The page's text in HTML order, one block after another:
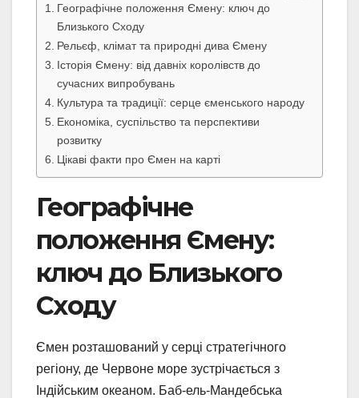
Географічне положення Ємену: ключ до
Близького Сходу
Рельєф, клімат та природні дива Ємену
Історія Ємену: від давніх королівств до
сучасних випробувань
Культура та традиції: серце єменського народу
Економіка, суспільство та перспективи
розвитку
Цікаві факти про Ємен на карті
Географічне
положення Ємену:
ключ до Близького
Сходу
Ємен розташований у серці стратегічного
регіону, де Червоне море зустрічається з
Індійським океаном. Баб-ель-Мандебська